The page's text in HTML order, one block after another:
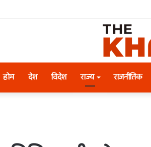
होम देश विदेश राज्य राजनीतिक